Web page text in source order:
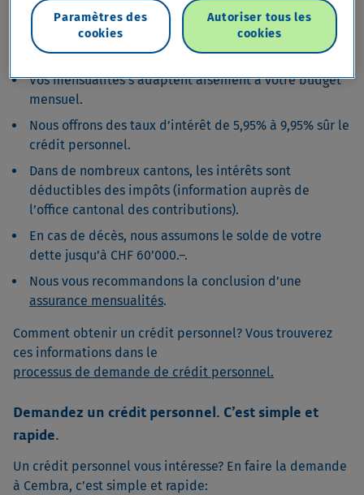
250’000.–.
Choisissez une durée entre 12 et 84 mois, en fonction
de vos projets.
Vos mensualités s’adaptent aisément à votre budget
mensuel.
Nous offrons des taux d’intérêt de 5,95% à 9,95% sûr le
crédit personnel.
Dans de nombreux cantons, les intérêts sont
déductibles des impôts (information auprès de
l’office cantonal des contributions).
En cas de décès, nous assumons le solde de votre
dette jusqu’à CHF 60’000.–.
Nous vous recommandons la conclusion d’une
assurance mensualités.
Comment obtenir un crédit personnel? Vous trouverez
ces informations dans le
processus de demande de crédit personnel.
Demandez un crédit personnel. C’est simple et
rapide.
Un crédit personnel vous intéresse? En faire la demande
à Cembra, c’est simple et rapide:
Autoriser tous les
cookies
Paramètres des
cookies